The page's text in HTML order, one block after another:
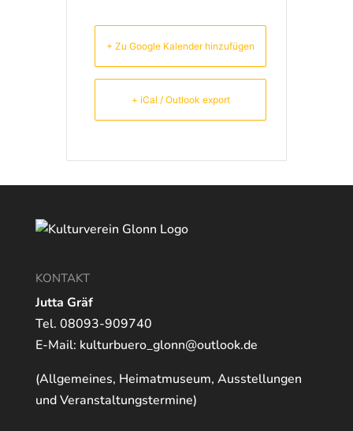
+ Zu Google Kalender hinzufügen
+ iCal / Outlook export
KONTAKT
Jutta Gräf
Tel. 08093-909740
E-Mail: kulturbuero_glonn@outlook.de
(Allgemeines, Heimatmuseum, Ausstellungen
und Veranstaltungstermine)